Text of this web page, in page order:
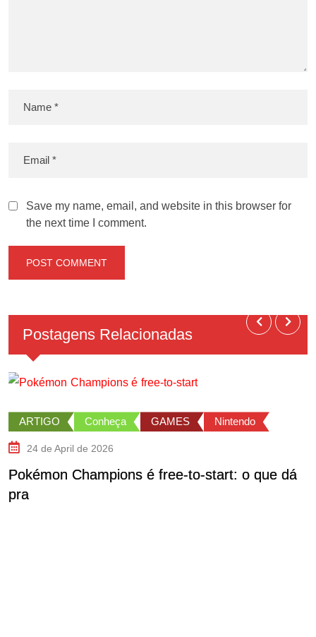
Save my name, email, and website in this browser for
the next time I comment.
Postagens Relacionadas
ARTIGO Conheça GAMES Nintendo
24 de April de 2026
Pokémon Champions é free-to-start: o que dá
pra